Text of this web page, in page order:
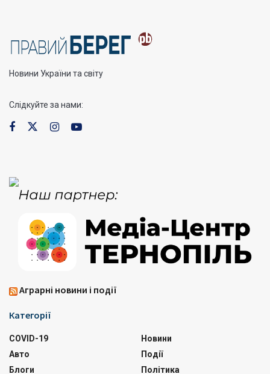
Новини України та світу
Слідкуйте за нами:
Аграрні новини і події
Категорії
COVID-19
Авто
Блоги
Новини
Події
Політика